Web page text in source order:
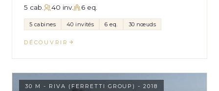
5 cab. 40 inv. 6 eq.
5 cabines 40 invités 6 eq. 30 nœuds
DÉCOUVRIR
30 M - RIVA (FERRETTI GROUP) - 2018